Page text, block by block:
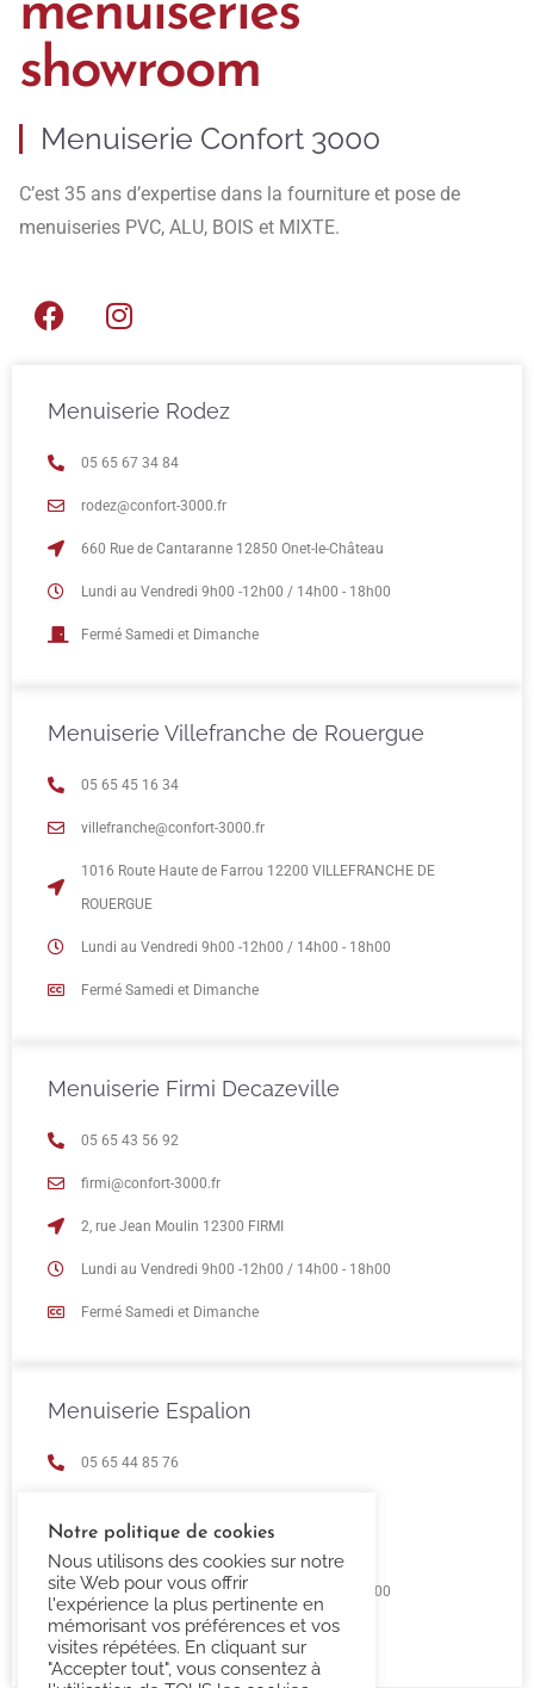
menuiseries
showroom
Menuiserie Confort 3000
C’est 35 ans d’expertise dans la fourniture et pose de
menuiseries PVC, ALU, BOIS et MIXTE.
Menuiserie Rodez
05 65 67 34 84
rodez@confort-3000.fr
660 Rue de Cantaranne 12850 Onet-le-Château
Lundi au Vendredi 9h00 -12h00 / 14h00 - 18h00
Fermé Samedi et Dimanche
Menuiserie Villefranche de Rouergue
05 65 45 16 34
villefranche@confort-3000.fr
1016 Route Haute de Farrou 12200 VILLEFRANCHE DE
ROUERGUE
Lundi au Vendredi 9h00 -12h00 / 14h00 - 18h00
Fermé Samedi et Dimanche
Menuiserie Firmi Decazeville
05 65 43 56 92
firmi@confort-3000.fr
2, rue Jean Moulin 12300 FIRMI
Lundi au Vendredi 9h00 -12h00 / 14h00 - 18h00
Fermé Samedi et Dimanche
Menuiserie Espalion
05 65 44 85 76
23 Boulevard de Guizard 12500 Espalion
Lundi au Vendredi 9h00 -12h00 / 14h00 - 18h00
Fermé Samedi et Dimanche
Notre politique de cookies
Nous utilisons des cookies sur notre
site Web pour vous offrir
l'expérience la plus pertinente en
mémorisant vos préférences et vos
visites répétées. En cliquant sur
"Accepter tout", vous consentez à